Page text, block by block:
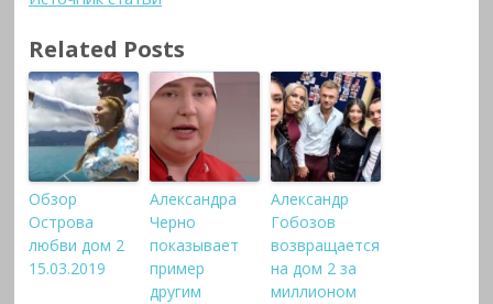
Related Posts
Обзор
Острова
любви дом 2
15.03.2019
Александра
Черно
показывает
пример
другим
Александр
Гобозов
возвращается
на дом 2 за
миллионом